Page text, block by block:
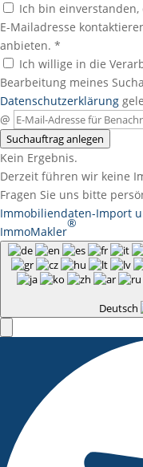
Ich bin
E-Mailadresse
anbieten. *
Ich willige in die
Bearbeitung meines
Datenschutzerklärung
@
Suchauftrag anlegen
Kein Ergebnis.
Derzeit führen wir keine
Fragen Sie uns bitte
Immobiliendaten-Import
ImmoMakler
®
Deutsch